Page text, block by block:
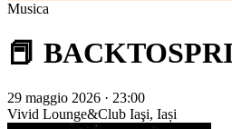
Musica
📕
29 maggio 2026 · 23:00
Vivid Lounge&Club Iaşi, Iași